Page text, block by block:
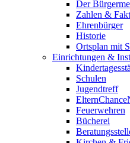
Der
Zahlen &
Ehrenbürger
Historie
Ortsplan mit
Einrichtungen &
Schulen
Jugendtreff
Feuerwehren
Bücherei